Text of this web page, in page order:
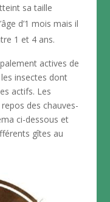
sa taille
d’1 mois mais il
1 et 4 ans.
actives de
insectes dont
actifs. Les
des chauves-
ci-dessous et
gîtes au